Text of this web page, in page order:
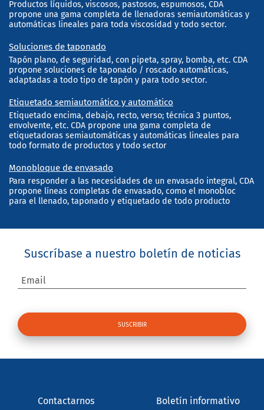
Productos líquidos, viscosos, pastosos, espumosos, CDA
propone una gama completa de llenadoras semiautomáticas y
automáticas lineales para toda viscosidad y todo sector.
Soluciones de taponado
Tapón plano, de seguridad, con pipeta, spray, bomba, etc. CDA
propone soluciones de taponado / roscado automáticas,
adaptadas a todo tipo de tapón y para todo sector.
Etiquetado semiautomático y automático
Etiquetado encima, debajo, recto, verso; técnica 3 puntos,
envolvente, etc. CDA propone una gama completa de
etiquetadoras semiautomáticas y automáticas lineales para
todo formato de productos y todo sector
Monobloque de envasado
Para responder a las necesidades de un envasado integral, CDA
propone líneas completas de envasado, como el monobloc
para el llenado, taponado y etiquetado de todo producto
Suscríbase a nuestro boletín de noticias
Email
Contactarnos Boletín informativo